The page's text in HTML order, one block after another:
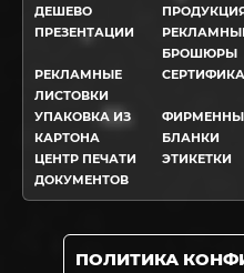
ДЕШЕВО
ПРЕЗЕНТАЦИИ
БРОШЮРЫ
РЕКЛАМНЫЕ
ЛИСТОВКИ
УПАКОВКА ИЗ
КАРТОНА
БЛАНКИ
ЦЕНТР ПЕЧАТИ
ДОКУМЕНТОВ
ЭТИКЕТКИ
ПОЛИТИКА